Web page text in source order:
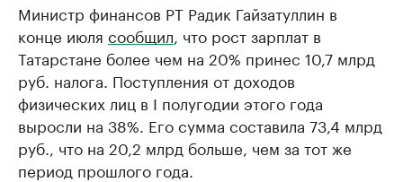
Министр финансов РТ Радик Гайзатуллин в
конце июля сообщил , что рост зарплат в
Татарстане более чем на 20% принес 10,7 млрд
руб. налога. Поступления от доходов
физических лиц в I полугодии этого года
выросли на 38%. Его сумма составила 73,4 млрд
руб., что на 20,2 млрд больше, чем за тот же
период прошлого года.